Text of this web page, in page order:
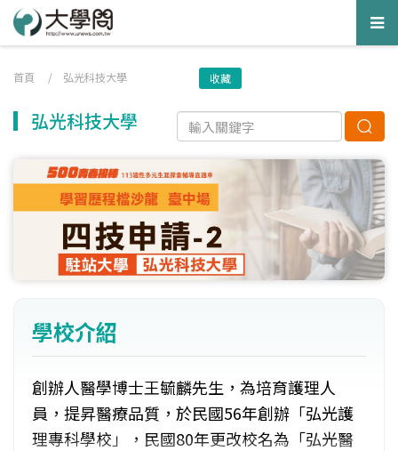
首頁 / 弘光科技大學 收藏
弘光科技大學
學校介紹
創辦人醫學博士王毓麟先生，為培育護理人
員，提昇醫療品質，於民國56年創辦「弘光護
理專科學校」，民國80年更改校名為「弘光醫